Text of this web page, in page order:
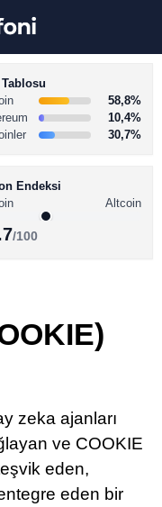
Youtube
Pinterest
LinkedIn
Tablosu
58,8%
10,4%
30,7%
Endeksi
Altcoin
/100
zeka ajanları
ve COOKIE
eden,
eden bir